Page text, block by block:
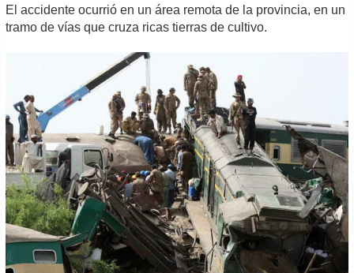
El accidente ocurrió en un área remota de la provincia, en un
tramo de vías que cruza ricas tierras de cultivo.